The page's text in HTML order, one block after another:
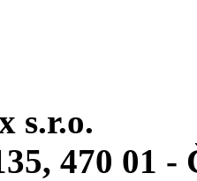
s.r.o.
470 01 -